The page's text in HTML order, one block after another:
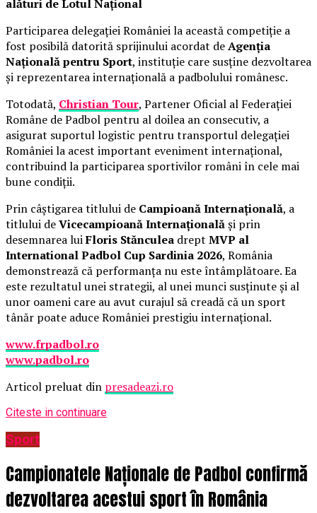
alături de Lotul Național
Participarea delegației României la această competiție a
fost posibilă datorită sprijinului acordat deAgenția
Națională pentru Sport, instituție care susține dezvoltarea
și reprezentarea internațională a padbolului românesc.
Totodată, Christian Tour, Partener Oficial al Federației
Române de Padbol pentru al doilea an consecutiv, a
asigurat suportul logistic pentru transportul delegației
României la acest important eveniment internațional,
contribuind la participarea sportivilor români în cele mai
bune condiții.
Prin câștigarea titlului de Campioană Internațională, a
titlului deVicecampioană Internaționalăși prin
desemnarea luiFloris Stănculea drept MVP al
International Padbol Cup Sardinia 2026, România
demonstrează că performanța nu este întâmplătoare. Ea
este rezultatul unei strategii, al unei munci susținute și al
unor oameni care au avut curajul să creadă că un sport
tânăr poate aduce României prestigiu internațional.
www.frpadbol.ro
www.padbol.ro
Articol preluat din presadeazi.ro
Citeste in continuare
Sport
Campionatele Naționale de Padbol confirmă
dezvoltarea acestui sport în România